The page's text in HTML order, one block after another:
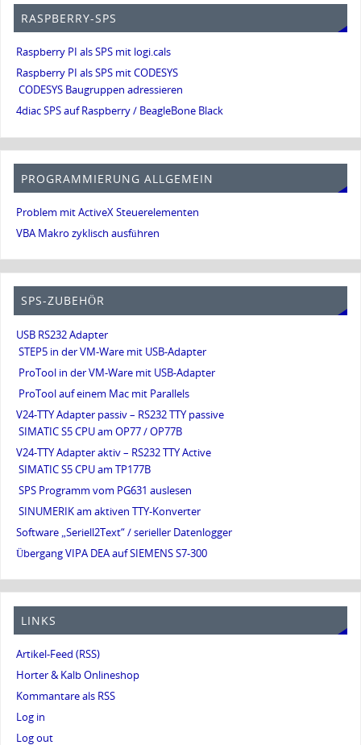
RASPBERRY-SPS
Raspberry PI als SPS mit logi.cals
Raspberry PI als SPS mit CODESYS
CODESYS Baugruppen adressieren
4diac SPS auf Raspberry / BeagleBone Black
PROGRAMMIERUNG ALLGEMEIN
Problem mit ActiveX Steuerelementen
VBA Makro zyklisch ausführen
SPS-ZUBEHÖR
USB RS232 Adapter
STEP5 in der VM-Ware mit USB-Adapter
ProTool in der VM-Ware mit USB-Adapter
ProTool auf einem Mac mit Parallels
V24-TTY Adapter passiv – RS232 TTY passive
SIMATIC S5 CPU am OP77 / OP77B
V24-TTY Adapter aktiv – RS232 TTY Active
SIMATIC S5 CPU am TP177B
SPS Programm vom PG631 auslesen
SINUMERIK am aktiven TTY-Konverter
Software „Seriell2Text“ / serieller Datenlogger
Übergang VIPA DEA auf SIEMENS S7-300
LINKS
Artikel-Feed (RSS)
Horter & Kalb Onlineshop
Kommantare als RSS
Log in
Log out